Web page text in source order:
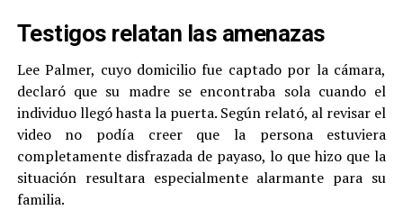
Testigos relatan las amenazas
Lee Palmer, cuyo domicilio fue captado por la cámara,
declaró que su madre se encontraba sola cuando el
individuo llegó hasta la puerta. Según relató, al revisar el
video no podía creer que la persona estuviera
completamente disfrazada de payaso, lo que hizo que la
situación resultara especialmente alarmante para su
familia.